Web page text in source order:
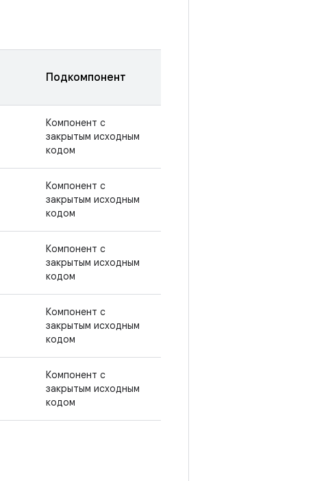
Подкомпонент
Компонент с
закрытым исходным
кодом
Компонент с
закрытым исходным
кодом
Компонент с
закрытым исходным
кодом
Компонент с
закрытым исходным
кодом
Компонент с
закрытым исходным
кодом